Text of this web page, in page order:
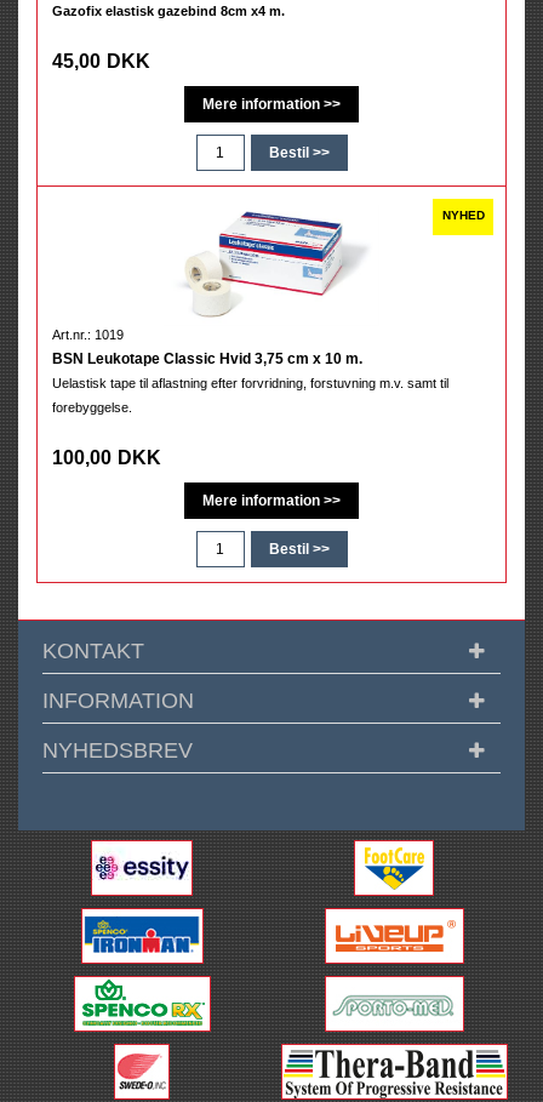
Gazofix elastisk gazebind 8cm x4 m.
45,00 DKK
Art.nr.: 1019
BSN Leukotape Classic Hvid 3,75 cm x 10 m.
Uelastisk tape til aflastning efter forvridning, forstuvning m.v. samt til
forebyggelse.
100,00 DKK
KONTAKT
INFORMATION
NYHEDSBREV